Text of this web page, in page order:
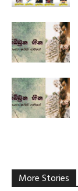
More Stories